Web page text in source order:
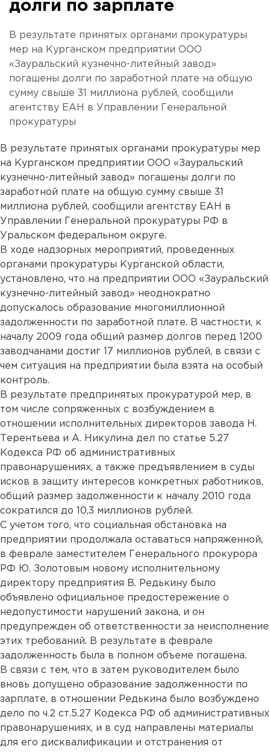
долги по зарплате
В результате принятых органами прокуратуры
мер на Курганском предприятии ООО
«Зауральский кузнечно-литейный завод»
погашены долги по заработной плате на общую
сумму свыше 31 миллиона рублей, сообщили
агентству ЕАН в Управлении Генеральной
прокуратуры
В результате принятых органами прокуратуры мер
на Курганском предприятии ООО «Зауральский
кузнечно-литейный завод» погашены долги по
заработной плате на общую сумму свыше 31
миллиона рублей, сообщили агентству ЕАН в
Управлении Генеральной прокуратуры РФ в
Уральском федеральном округе.
В ходе надзорных мероприятий, проведенных
органами прокуратуры Курганской области,
установлено, что на предприятии ООО «Зауральский
кузнечно-литейный завод» неоднократно
допускалось образование многомиллионной
задолженности по заработной плате. В частности, к
началу 2009 года общий размер долгов перед 1200
заводчанами достиг 17 миллионов рублей, в связи с
чем ситуация на предприятии была взята на особый
контроль.
В результате предпринятых прокуратурой мер, в
том числе сопряженных с возбуждением в
отношении исполнительных директоров завода Н.
Терентьева и А. Никулина дел по статье 5.27
Кодекса РФ об административных
правонарушениях, а также предъявлением в суды
исков в защиту интересов конкретных работников,
общий размер задолженности к началу 2010 года
сократился до 10,3 миллионов рублей.
С учетом того, что социальная обстановка на
предприятии продолжала оставаться напряженной,
в феврале заместителем Генерального прокурора
РФ Ю. Золотовым новому исполнительному
директору предприятия В. Редькину было
объявлено официальное предостережение о
недопустимости нарушений закона, и он
предупрежден об ответственности за неисполнение
этих требований. В результате в феврале
задолженность была в полном объеме погашена.
В связи с тем, что в затем руководителем было
вновь допущено образование задолженности по
зарплате, в отношении Редькина было возбуждено
дело по ч.2 ст.5.27 Кодекса РФ об административных
правонарушениях, и в суд направлены материалы
для его дисквалификации и отстранения от